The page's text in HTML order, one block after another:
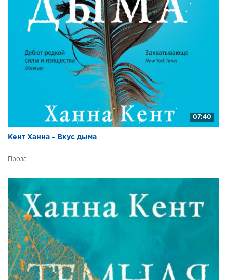
07:40
Кент Ханна – Вкус дыма
Проза